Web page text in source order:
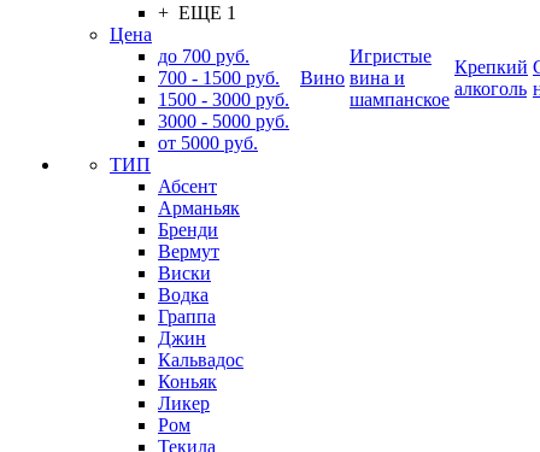
+ ЕЩЕ 1
Цена
до 700 руб.
700 - 1500 руб.
1500 - 3000 руб.
3000 - 5000 руб.
от 5000 руб.
ТИП
Абсент
Арманьяк
Бренди
Вермут
Виски
Водка
Граппа
Джин
Кальвадос
Коньяк
Ликер
Ром
Текила
Вино
Игристые
вина и
шампанское
Крепкий
алкоголь